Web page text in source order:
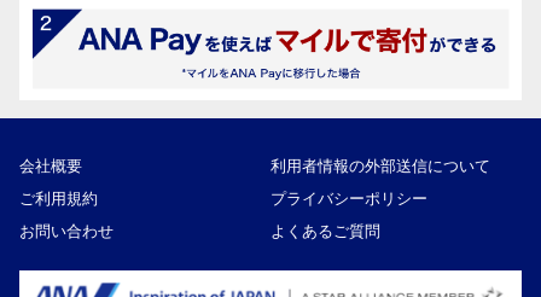
会社概要
利用者情報の外部送信について
ご利用規約
プライバシーポリシー
お問い合わせ
よくあるご質問